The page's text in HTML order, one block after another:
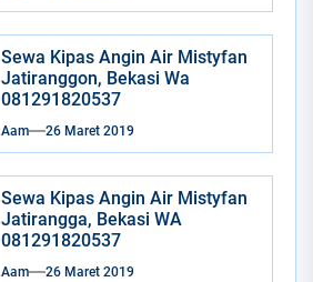
Sewa Kipas Angin Air Mistyfan
Jatiranggon, Bekasi Wa
081291820537
Aam 26 Maret 2019
Sewa Kipas Angin Air Mistyfan
Jatirangga, Bekasi WA
081291820537
Aam 26 Maret 2019